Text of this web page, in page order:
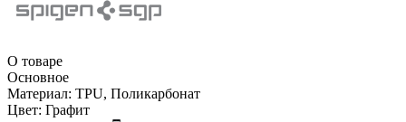
О товаре
Основное
Материал: TPU, Поликарбонат
Цвет: Графит